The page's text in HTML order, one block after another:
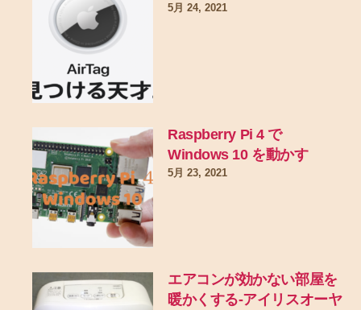
5月 24, 2021
Raspberry Pi 4 で
Windows 10 を動かす
5月 23, 2021
エアコンが効かない部屋を
暖かくする-アイリスオーヤ